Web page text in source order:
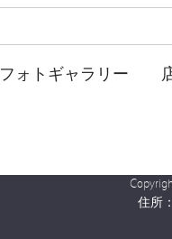
フォトギャラリー
住所